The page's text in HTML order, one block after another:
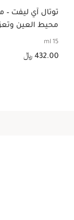
توتال آي ليفت –
محيط العين
15 ml
السعر الحالي هو 432.00 ﷼
432.00 ﷼